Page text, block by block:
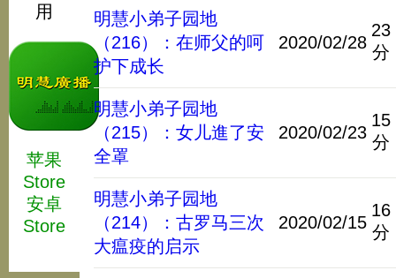
用
苹果
Store
安卓
Store
明慧小弟子园地
（216）：在师父的呵
护下成长
2020/02/28
23
分
明慧小弟子园地
（215）：女儿進了安
全罩
2020/02/23
15
分
明慧小弟子园地
（214）：古罗马三次
大瘟疫的启示
2020/02/15
16
分